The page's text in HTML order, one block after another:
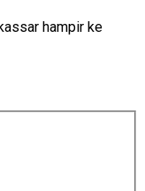
hampir ke